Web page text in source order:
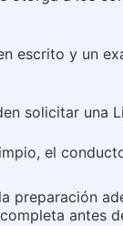
escrito y un
solicitar
el
preparación
antes